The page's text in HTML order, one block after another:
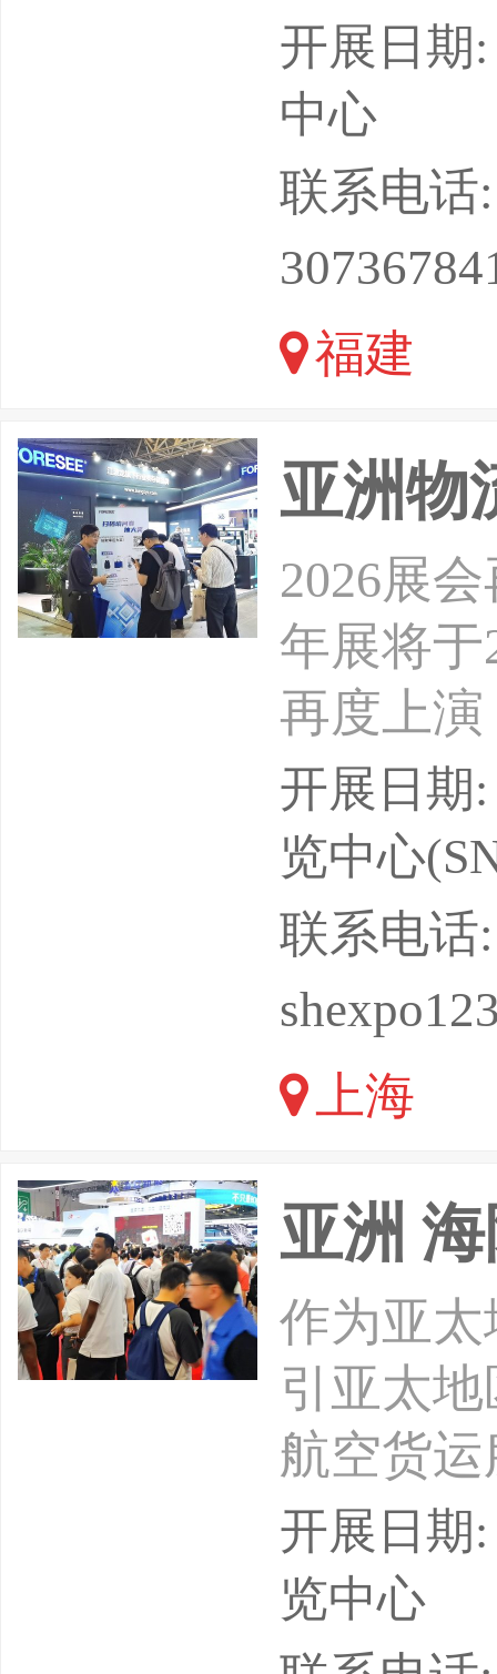
际博览
升级高
开展日期
中心
联系电话
福建
亚洲物
2026展
年展将于
再度上
贸资源
应链博
低碳」物
为享誉
会亚洲版
开展日期
览中心
联系电话
上海
亚洲
作为亚
引亚太
航空货
冷藏箱/
藏包装
到装备，
开展日期
览中心